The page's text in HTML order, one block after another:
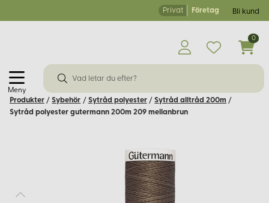
Privat Företag Bli kund
Meny
0
Produkter / Sybehör / Sytråd polyester / Sytråd alltråd 200m /
Sytråd polyester gutermann 200m 209 mellanbrun